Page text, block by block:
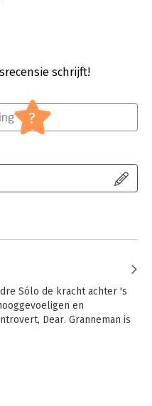
schrijft!
?
Sólo de kracht achter 's
en
Dear. Granneman is